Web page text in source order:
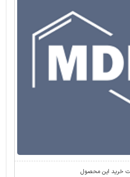
خرید این محصول